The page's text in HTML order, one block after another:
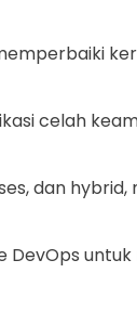
celah
dan
DevOps